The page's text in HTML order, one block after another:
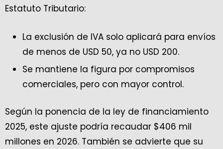
Estatuto Tributario:
La exclusión de IVA solo aplicará para envíos
de menos de USD 50, ya no USD 200.
Se mantiene la figura por compromisos
comerciales, pero con mayor control.
Según la ponencia de la ley de financiamiento
2025, este ajuste podría recaudar $406 mil
millones en 2026. También se advierte que su